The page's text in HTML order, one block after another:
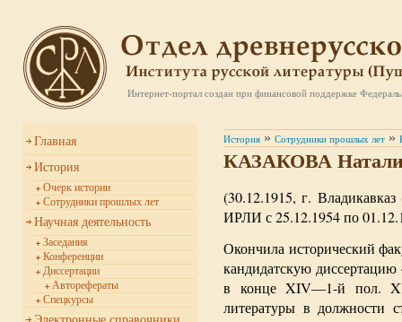
Интернет-портал создан при финансовой поддержке
Главная
История
Очерк истории
Сотрудники прошлых лет
Научная деятельность
Заседания
Конференции
Диссертации
Авторефераты
Спецкурсы
Электронные справочники
История »Сотрудники прошлых лет »
КАЗАКОВА
(30.12.1915, г.
ИРЛИ с 25.12.1954 по
Окончила исторический
кандидатскую
в концеXIV—1-й пол.
литературы в должности